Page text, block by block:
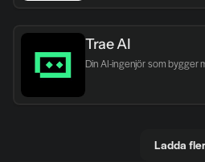
Trae AI
Din AI-ingenjör som bygger
Ladda fler